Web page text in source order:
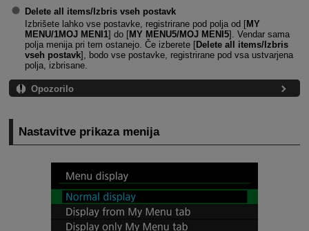
Delete all items/Izbris vseh postavk
Izbrišete lahko vse postavke, registrirane pod polja od [MY
MENU/1MOJ MENI1] do [MY MENU5/MOJ MENI5]. Vendar sama
polja menija pri tem ostanejo. Če izberete [Delete all items/Izbris
vseh postavk], bodo vse postavke, registrirane pod vsa ustvarjena
polja, izbrisane.
Opozorilo
Nastavitve prikaza menija